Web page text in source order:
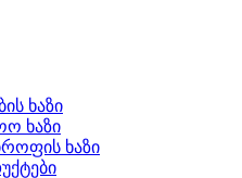
ხაზი
ხაზი
ხაზი